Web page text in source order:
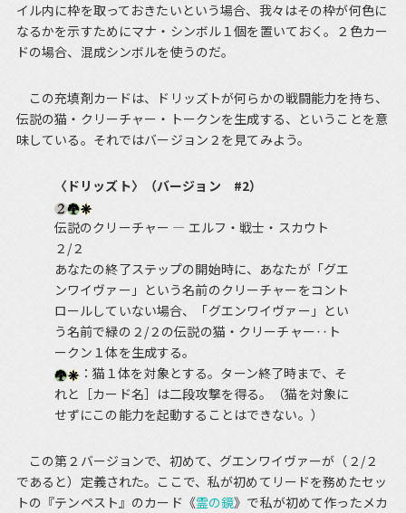
イル内に枠を取っておきたいという場合、我々はその枠が何色に
なるかを示すためにマナ・シンボル１個を置いておく。２色カー
ドの場合、混成シンボルを使うのだ。
この充填剤カードは、ドリッズトが何らかの戦闘能力を持ち、
伝説の猫・クリーチャー・トークンを生成する、ということを意
味している。それではバージョン２を見てみよう。
〈ドリッズト〉（バージョン #2）
伝説のクリーチャー ― エルフ・戦士・スカウト
２/２
あなたの終了ステップの開始時に、あなたが「グエ
ンワイヴァー」という名前のクリーチャーをコント
ロールしていない場合、「グエンワイヴァー」とい
う名前で緑の２/２の伝説の猫・クリーチャー‥ト
ークン１体を生成する。
：猫１体を対象とする。ターン終了時まで、そ
れと［カード名］は二段攻撃を得る。（猫を対象に
せずにこの能力を起動することはできない。）
この第２バージョンで、初めて、グエンワイヴァーが（２/２
であると）定義された。ここで、私が初めてリードを務めたセッ
トの『テンペスト』のカード《霊の鏡》で私が初めて作ったメカ